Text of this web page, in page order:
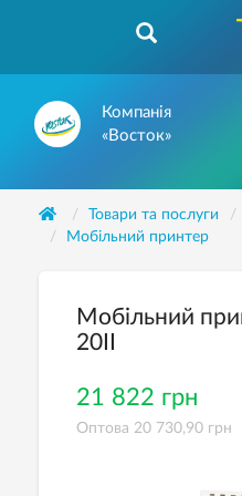
Компанія
«Восток»
Товари та послуги
Мобільний принтер
Мобільний
20II
21 822 грн
Оптова 20 730,90 грн